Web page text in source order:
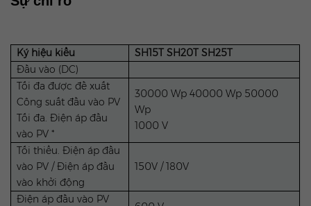
Ký hiệu kiểu
SH15T SH20T SH25T
Đầu vào (DC)
Tối đa được đề xuất
Công suất đầu vào PV
Tối đa. Điện áp đầu
vào PV *
30000 Wp 40000 Wp 50000
Wp
1000 V
Tối thiểu. Điện áp đầu
vào PV / Điện áp đầu
vào khởi động
150V / 180V
Điện áp đầu vào PV